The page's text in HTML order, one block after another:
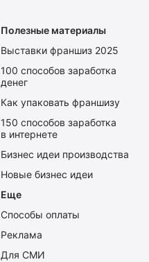
Полезные материалы
Выставки франшиз 2025
100 способов заработка
денег
Как упаковать франшизу
150 способов заработка
в интернете
Бизнес идеи производства
Новые бизнес идеи
Еще
Способы оплаты
Реклама
Для СМИ